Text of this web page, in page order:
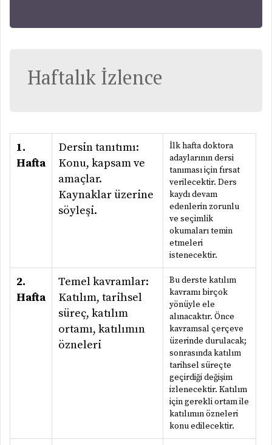
Haftalık İzlence
1.
Hafta
Dersin tanıtımı:
Konu, kapsam ve
amaçlar.
Kaynaklar üzerine
söyleşi.
İlk hafta doktora
adaylarının dersi
tanıması için fırsat
verilecektir. Ders
kaydı devam
edenlerin zorunlu
ve seçimlik
okumaları temin
etmeleri
istenecektir.
2.
Hafta
Temel kavramlar:
Katılım, tarihsel
süreç, katılım
ortamı, katılımın
özneleri
Bu derste katılım
kavramı birçok
yönüyle ele
alınacaktır. Önce
kavramsal çerçeve
üzerinde durulacak;
sonrasında katılım
tarihsel süreçte
geçirdiği değişim
izlenecektir. Katılım
için gerekli ortam ile
katılımın özneleri
konu edilecektir.